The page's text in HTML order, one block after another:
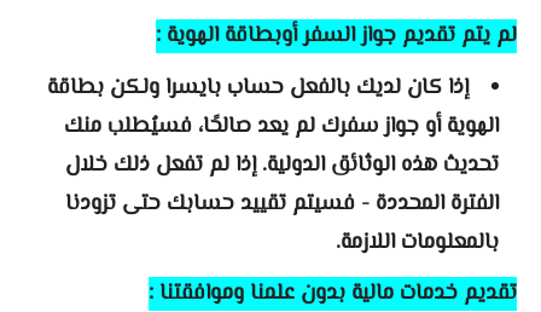
لم يتم تقديم جواز السفر أوبطاقة الهوية :
إذا كان لديك بالفعل حساب بايسرا ولكن بطاقة
الهوية أو جواز سفرك لم يعد صالحًا، فسيُطلب منك
تحديث هذه الوثائق الدولية. إذا لم تفعل ذلك خلال
الفترة المحددة - فسيتم تقييد حسابك حتى تزودنا
بالمعلومات اللازمة.
تقديم خدمات مالية بدون علمنا وموافقتنا :